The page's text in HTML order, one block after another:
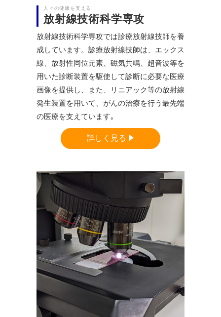
人々の健康を支える
放射線技術科学専攻
放射線技術科学専攻では診療放射線技師を養
成しています。診療放射線技師は、エックス
線、放射性同位元素、磁気共鳴、超音波等を
用いた診断装置を駆使して診断に必要な医療
画像を提供し、また、リニアック等の放射線
発生装置を用いて、がんの治療を行う最先端
の医療を支えています｡
詳しく見る